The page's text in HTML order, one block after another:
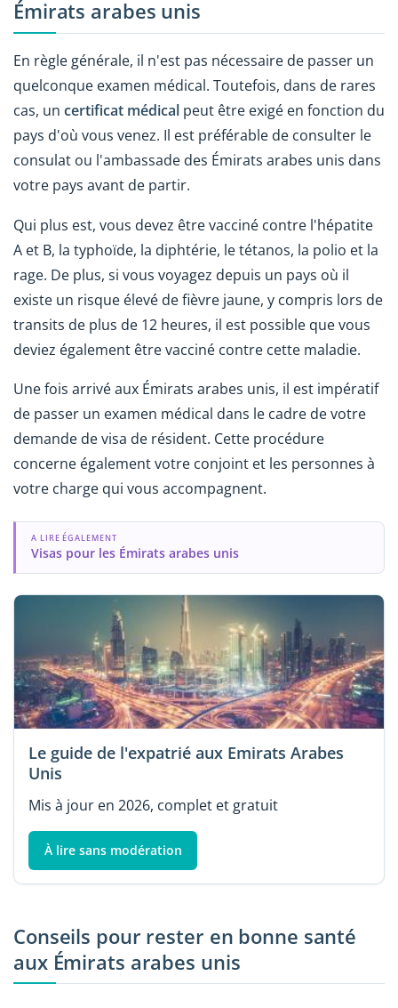
Émirats arabes unis
En règle générale, il n'est pas nécessaire de passer un
quelconque examen médical. Toutefois, dans de rares
cas, un certificat médical peut être exigé en fonction du
pays d'où vous venez. Il est préférable de consulter le
consulat ou l'ambassade des Émirats arabes unis dans
votre pays avant de partir.
Qui plus est, vous devez être vacciné contre l'hépatite
A et B, la typhoïde, la diphtérie, le tétanos, la polio et la
rage. De plus, si vous voyagez depuis un pays où il
existe un risque élevé de fièvre jaune, y compris lors de
transits de plus de 12 heures, il est possible que vous
deviez également être vacciné contre cette maladie.
Une fois arrivé aux Émirats arabes unis, il est impératif
de passer un examen médical dans le cadre de votre
demande de visa de résident. Cette procédure
concerne également votre conjoint et les personnes à
votre charge qui vous accompagnent.
A LIRE ÉGALEMENT
Visas pour les Émirats arabes unis
Le guide de l'expatrié aux Emirats Arabes
Unis
Mis à jour en 2026, complet et gratuit
À lire sans modération
Conseils pour rester en bonne santé
aux Émirats arabes unis